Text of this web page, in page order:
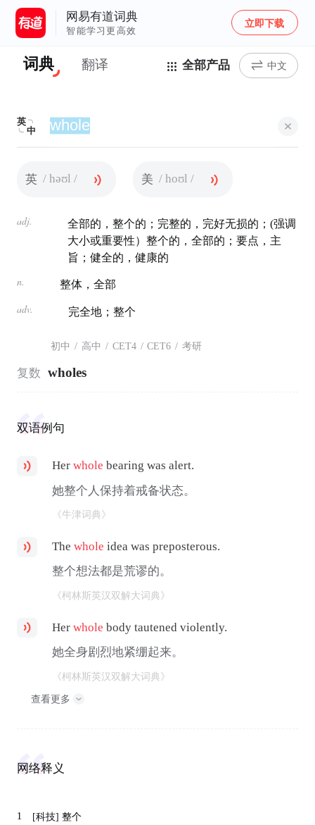
网易有道词典
智能学习更高效
立即下载
词典 翻译 全部产品 中文
英
中
英 / həʊl / 美 / hoʊl /
adj.
全部的，整个的；完整的，完好无损的；(强调
大小或重要性）整个的，全部的；要点，主
旨；健全的，健康的
n. 整体，全部
adv. 完全地；整个
初中 / 高中 / CET4 / CET6 / 考研
复数 wholes
双语例句
Herwhole bearing was alert.
她整个人保持着戒备状态。
《牛津词典》
Thewhole idea was preposterous.
整个想法都是荒谬的。
《柯林斯英汉双解大词典》
Herwhole body tautened violently.
她全身剧烈地紧绷起来。
《柯林斯英汉双解大词典》
查看更多
网络释义
1 [科技] 整个